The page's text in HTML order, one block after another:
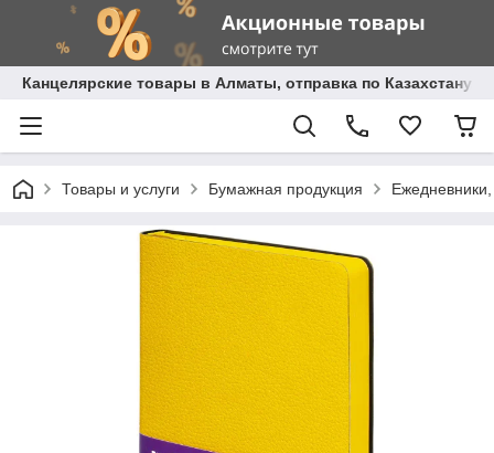
Канцелярские товары в Алматы, отправка по Казахстану.
Товары и услуги Бумажная продукция